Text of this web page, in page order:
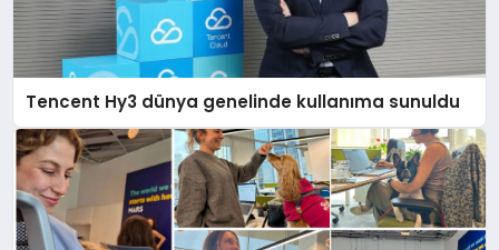
Tencent Hy3 dünya genelinde kullanıma sunuldu